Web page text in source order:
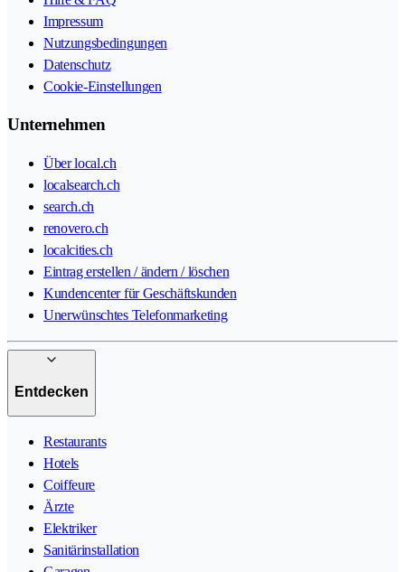
Impressum
Nutzungsbedingungen
Datenschutz
Cookie-Einstellungen
Unternehmen
Über local.ch
localsearch.ch
search.ch
renovero.ch
localcities.ch
Eintrag erstellen / ändern / löschen
Kundencenter für Geschäftskunden
Unerwünschtes Telefonmarketing
Entdecken
Restaurants
Hotels
Coiffeure
Ärzte
Elektriker
Sanitärinstallation